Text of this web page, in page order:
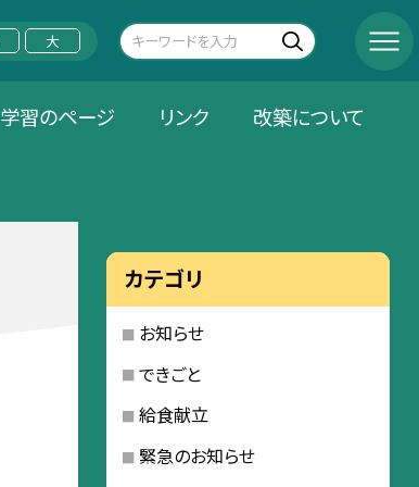
大
学習のページ リンク 改築について
カテゴリ
お知らせ
できごと
給食献立
緊急のお知らせ